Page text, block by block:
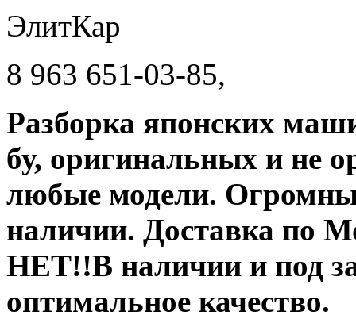
ЭлитКар
8 963 651-03-85,
Разборка японских
бу, оригинальных и не
любые модели.
наличии. Доставка по
НЕТ!!В наличии и под
оптимальное качество.